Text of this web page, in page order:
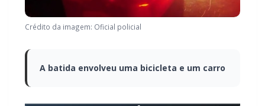
Crédito da imagem: Oficial policial
A batida envolveu uma bicicleta e um carro